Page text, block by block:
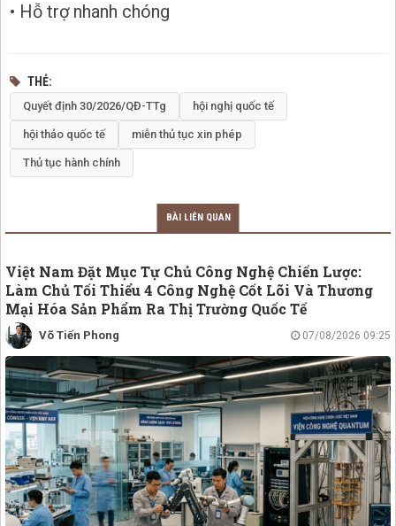
• Hỗ trợ nhanh chóng
THẺ
Quyết định 30/2026/QĐ-TTg hội nghị quốc tế
hội thảo quốc tế miễn thủ tục xin phép
Thủ tục hành chính
BÀI LIÊN QUAN
Việt Nam Đặt Mục Tự Chủ Công Nghệ Chiến Lược:
Làm Chủ Tối Thiểu 4 Công Nghệ Cốt Lõi Và Thương
Mại Hóa Sản Phẩm Ra Thị Trường Quốc Tế
Võ Tiến Phong 07/08/2026 09:25